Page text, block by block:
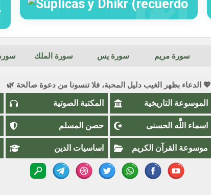
سورة مريم سورة يس سورة الملك
💖 الدعاء بظهر الغيب دليل المحبة، فلا تنسونا من دعوة صالحة 🌿
الموسوعة التاريخية المكتبة الصوتية
اسماء اللَّٰه الحسنى حصن المسلم
موسوعة القرآن الكريم اساسيات الدين